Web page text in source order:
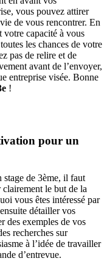
vous pouvez attirer
de vous rencontrer. En
capacité à vous
les chances de votre
pas de relire et de
avant de l’envoyer,
entreprise visée. Bonne
!
pour un
de 3ème, il faut
clairement le but de la
vous êtes intéressé par
détailler vos
des exemples de vos
recherches sur
à l’idée de travailler
d’entrevue.